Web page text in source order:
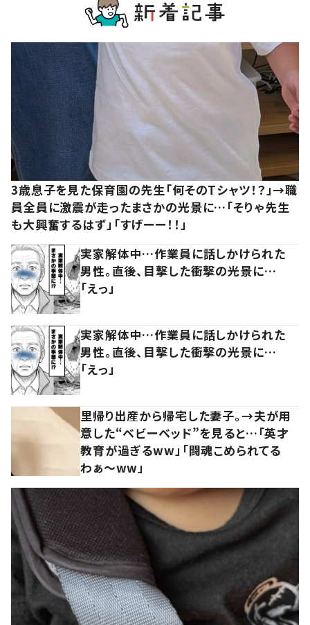
3歳息子を見た保育園の先生「何そのTシャツ！？」→職
員全員に激震が走ったまさかの光景に…「そりゃ先生
も大興奮するはず」「すげーー！！」
実家解体中…作業員に話しかけられた
男性。直後、目撃した衝撃の光景に…
「えっ」
実家解体中…作業員に話しかけられた
男性。直後、目撃した衝撃の光景に…
「えっ」
里帰り出産から帰宅した妻子。→夫が用
意した“ベビーベッド”を見ると…「英才
教育が過ぎるww」「闘魂こめられてる
わぁ～ww」